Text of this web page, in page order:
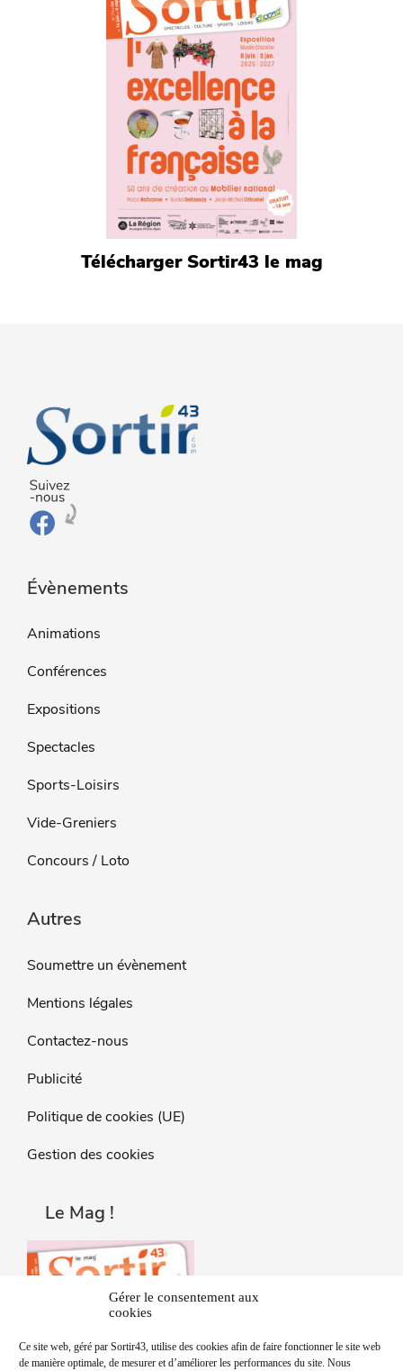
Gérer le consentement aux
cookies
Ce site web, géré par Sortir43, utilise des cookies afin de faire fonctionner le site web
de manière optimale, de mesurer et d’améliorer les performances du site. Nous
Télécharger Sortir43 le mag
Évènements
Animations
Conférences
Expositions
Spectacles
Sports-Loisirs
Vide-Greniers
Concours / Loto
Autres
Soumettre un évènement
Mentions légales
Contactez-nous
Publicité
Politique de cookies (UE)
Gestion des cookies
Le Mag !